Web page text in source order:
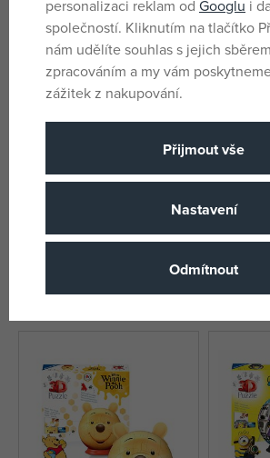
Ravensburger Hello Kitty 3D
275 Kč
skladem
221 Kč
personalizaci reklam od Googlu i
společností. Kliknutím na tlačítko
nám udělíte souhlas s jejich
zpracováním a my vám
zážitek z nakupování.
Přijmout vše
Nastavení
Odmítnout